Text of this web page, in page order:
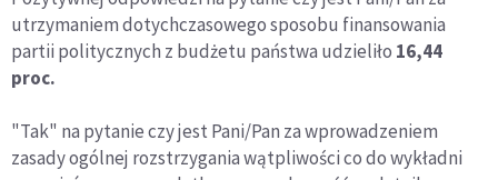
utrzymaniem dotychczasowego sposobu finansowania
partii politycznych z budżetu państwa udzieliło 16,44
proc.
"Tak" na pytanie czy jest Pani/Pan za wprowadzeniem
zasady ogólnej rozstrzygania wątpliwości co do wykładni